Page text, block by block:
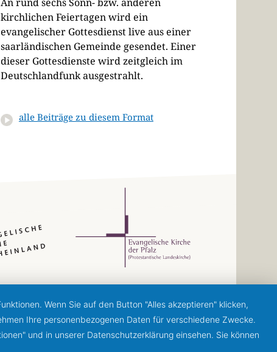
kirchlichen Feiertagen wird ein
evangelischer Gottesdienst live aus einer
saarländischen Gemeinde gesendet. Einer
dieser Gottesdienste wird zeitgleich im
Deutschlandfunk ausgestrahlt.
alle Beiträge zu diesem Format
Wenn Sie auf den Button "Alles akzeptieren" klicken,
Ihre personenbezogenen Daten für verschiedene Zwecke.
und in unserer Datenschutzerklärung einsehen. Sie können